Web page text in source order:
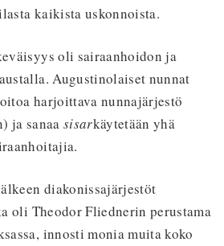
kaikista uskonnoista.
oli sairaanhoidon ja
Augustinolaiset nunnat
harjoittava nunnajärjestö
ja sanaa sisarkäytetään yhä
diakonissajärjestöt
oli Theodor Fliednerin perustama
innosti monia muita koko